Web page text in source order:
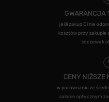
GWARANCJA
jeśli zakup Ci nie
kosztów przy zakupie
soczewek
CENY NIŻSZE
w porównaniu ze
salonie optycznym